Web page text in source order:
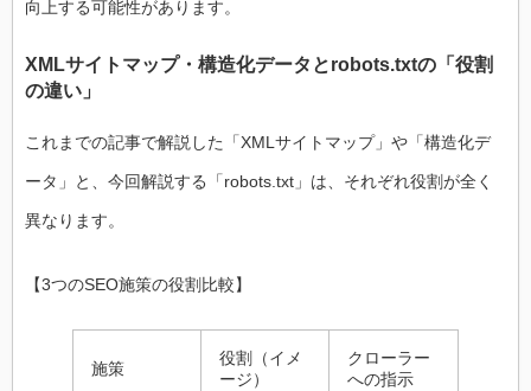
向上する可能性があります。
XMLサイトマップ・構造化データとrobots.txtの「役割
の違い」
これまでの記事で解説した「XMLサイトマップ」や「構造化デ
ータ」と、今回解説する「robots.txt」は、それぞれ役割が全く
異なります。
【3つのSEO施策の役割比較】
施策
役割（イメ
ージ）
クローラー
への指示